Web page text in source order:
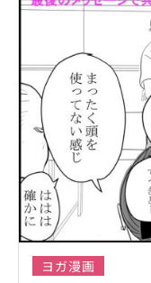
ヨガ漫画